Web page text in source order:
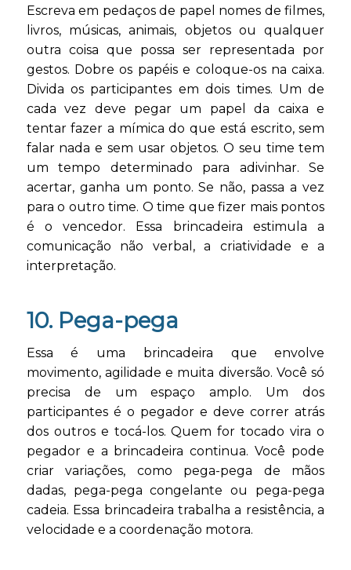
Escreva em pedaços de papel nomes de filmes,
livros, músicas, animais, objetos ou qualquer
outra coisa que possa ser representada por
gestos. Dobre os papéis e coloque-os na caixa.
Divida os participantes em dois times. Um de
cada vez deve pegar um papel da caixa e
tentar fazer a mímica do que está escrito, sem
falar nada e sem usar objetos. O seu time tem
um tempo determinado para adivinhar. Se
acertar, ganha um ponto. Se não, passa a vez
para o outro time. O time que fizer mais pontos
é o vencedor. Essa brincadeira estimula a
comunicação não verbal, a criatividade e a
interpretação.
10. Pega-pega
Essa é uma brincadeira que envolve
movimento, agilidade e muita diversão. Você só
precisa de um espaço amplo. Um dos
participantes é o pegador e deve correr atrás
dos outros e tocá-los. Quem for tocado vira o
pegador e a brincadeira continua. Você pode
criar variações, como pega-pega de mãos
dadas, pega-pega congelante ou pega-pega
cadeia. Essa brincadeira trabalha a resistência, a
velocidade e a coordenação motora.